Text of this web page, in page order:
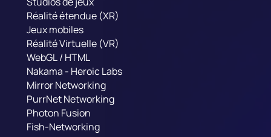
Réalité étendue (XR)
Jeux mobiles
Réalité Virtuelle (VR)
WebGL / HTML
Nakama - Heroic Labs
Mirror Networking
PurrNet Networking
Photon Fusion
Fish-Networking